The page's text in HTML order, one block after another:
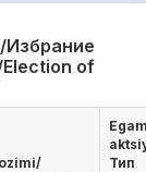
Избрание
of
Тип